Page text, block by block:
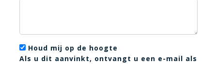
Houd mij op de hoogte
Als u dit aanvinkt, ontvangt u een e-mail als